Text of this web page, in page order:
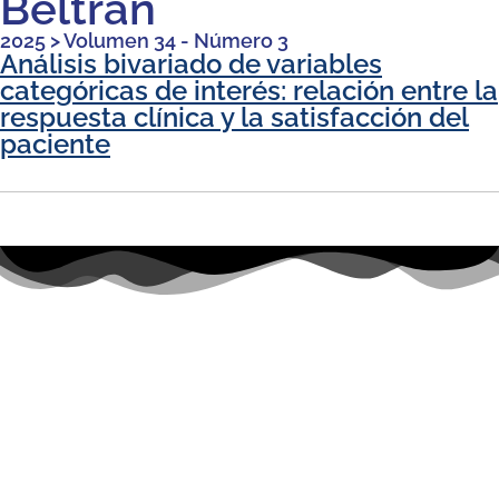
2025 >Volumen 34 - Número 3
Análisis bivariado de variables
categóricas de interés: relación entre la
respuesta clínica y la satisfacción del
paciente